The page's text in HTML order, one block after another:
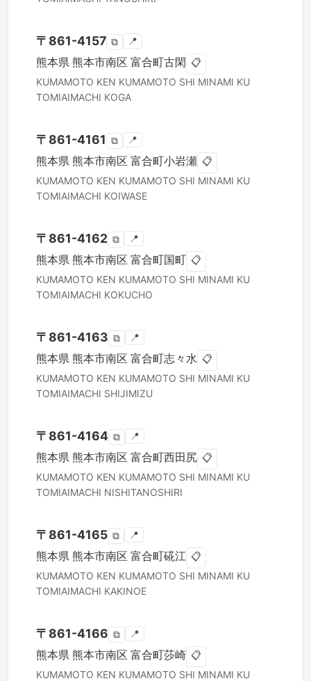
〒 861-4157 ⧉ 📍
熊本県 熊本市南区 富合町古閑 📋
KUMAMOTO KEN KUMAMOTO SHI MINAMI KU
TOMIAIMACHI KOGA
〒 861-4161 ⧉ 📍
熊本県 熊本市南区 富合町小岩瀬 📋
KUMAMOTO KEN KUMAMOTO SHI MINAMI KU
TOMIAIMACHI KOIWASE
〒 861-4162 ⧉ 📍
熊本県 熊本市南区 富合町国町 📋
KUMAMOTO KEN KUMAMOTO SHI MINAMI KU
TOMIAIMACHI KOKUCHO
〒 861-4163 ⧉ 📍
熊本県 熊本市南区 富合町志々水 📋
KUMAMOTO KEN KUMAMOTO SHI MINAMI KU
TOMIAIMACHI SHIJIMIZU
〒 861-4164 ⧉ 📍
熊本県 熊本市南区 富合町西田尻 📋
KUMAMOTO KEN KUMAMOTO SHI MINAMI KU
TOMIAIMACHI NISHITANOSHIRI
〒 861-4165 ⧉ 📍
熊本県 熊本市南区 富合町硴江 📋
KUMAMOTO KEN KUMAMOTO SHI MINAMI KU
TOMIAIMACHI KAKINOE
〒 861-4166 ⧉ 📍
熊本県 熊本市南区 富合町莎崎 📋
KUMAMOTO KEN KUMAMOTO SHI MINAMI KU